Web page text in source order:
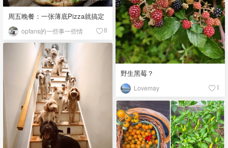
野生黑莓？
Lovemay 1
周五晚餐：一张薄底Pizza就搞定
opfans的一些事一些情 8